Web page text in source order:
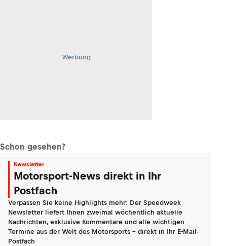
Werbung
Schon gesehen?
Newsletter
Motorsport-News direkt in Ihr
Postfach
Verpassen Sie keine Highlights mehr: Der Speedweek
Newsletter liefert Ihnen zweimal wöchentlich aktuelle
Nachrichten, exklusive Kommentare und alle wichtigen
Termine aus der Welt des Motorsports - direkt in Ihr E-Mail-
Postfach